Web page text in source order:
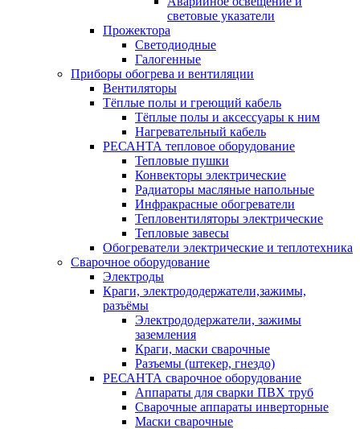
световые указатели
Прожектора
Светодиодные
Галогенные
Приборы обогрева и вентиляции
Вентиляторы
Тёплые полы и греющий кабель
Тёплые полы и аксессуары к ним
Нагревательный кабель
РЕСАНТА тепловое оборудование
Тепловые пушки
Конвекторы электрические
Радиаторы масляные напольные
Инфракрасные обогреватели
Тепловентиляторы электрические
Тепловые завесы
Обогреватели электрические и теплотехника
Сварочное оборудование
Электроды
Краги, электрододержатели,зажимы,
разъёмы
Электрододержатели, зажимы
заземления
Краги, маски сварочные
Разъемы (штекер, гнездо)
РЕСАНТА сварочное оборудование
Аппараты для сварки ПВХ труб
Сварочные аппараты инверторные
Маски сварочные